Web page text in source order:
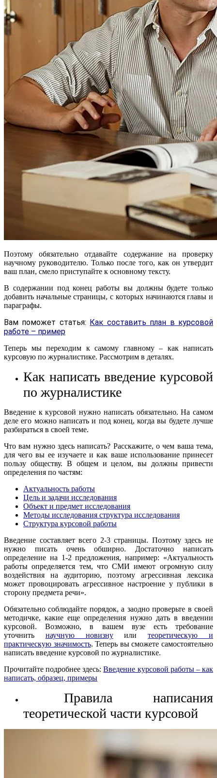
Поэтому обязательно отдавайте содержание на проверку
научному руководителю. Только после того, как он утвердит
ваш план, смело приступайте к основному тексту.
В содержании под конец работы вы должны будете только
добавить начальные страницы, с которых начинаются главы и
параграфы.
Вам поможет статья: Как составить план в курсовой
работе – пример
Теперь мы переходим к самому главному – как написать
курсовую по журналистике. Рассмотрим в деталях.
Как написать введение курсовой
по журналистике
Введение к курсовой нужно написать обязательно. На самом
деле его можно написать и под конец, когда вы будете лучше
разбираться в своей теме.
Что вам нужно здесь написать? Расскажите, о чем ваша тема,
для чего вы ее изучаете и как ваше использование принесет
пользу обществу. В общем и целом, вы должны привести
определения по частям:
Актуальность работы
Цель и задачи исследования
Объект и предмет исследования
Методы исследования структура исследования
Структура курсовой работы
Введение составляет всего 2-3 страницы. Поэтому здесь не
нужно писать очень обширно. Достаточно написать
определение на 1-2 предложения, например: «Актуальность
работы определяется тем, что СМИ имеют огромную силу
воздействия на аудиторию, поэтому агрессивная лексика
может провоцировать агрессивное настроение у публики в
сторону предмета речи».
Обязательно соблюдайте порядок, а заодно проверьте в своей
методичке, какие еще определения нужно дать в введении
курсовой. Возможно, в вашем вузе есть требование
уточнить научную новизнуилитеоретическую и
практическую значимость. Теперь вы сможете самостоятельно
написать введение курсовой по журналистике.
Прочитайте подробнее здесь:Введение курсовой работы – как
написать, образец, примеры
Правила написания
теоретической части курсовой